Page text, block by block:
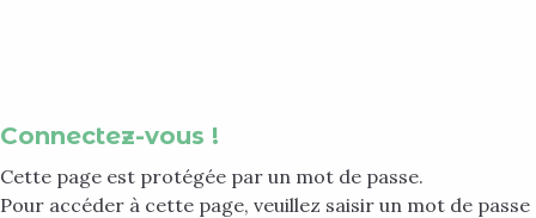
Connectez-vous !
Cette page est protégée par un mot de passe.
Pour accéder à cette page, veuillez saisir un mot de passe